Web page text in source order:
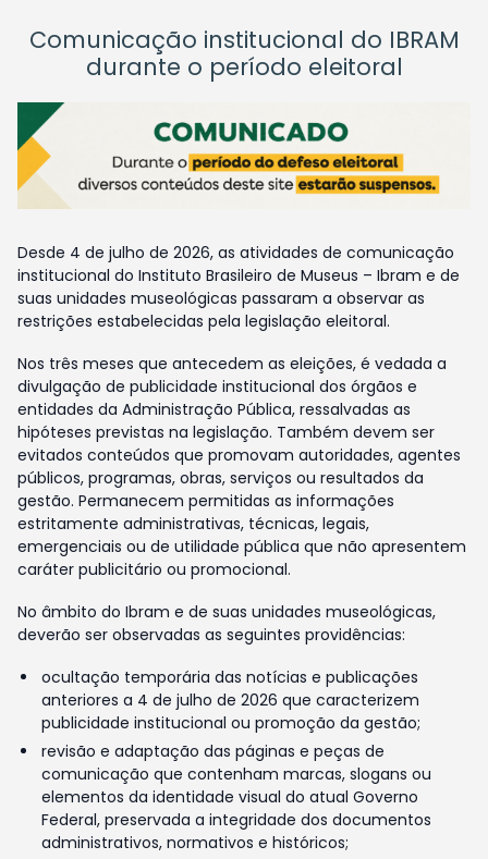
Comunicação institucional do IBRAM
durante o período eleitoral
Desde 4 de julho de 2026, as atividades de comunicação
institucional do Instituto Brasileiro de Museus – Ibram e de
suas unidades museológicas passaram a observar as
restrições estabelecidas pela legislação eleitoral.
Nos três meses que antecedem as eleições, é vedada a
divulgação de publicidade institucional dos órgãos e
entidades da Administração Pública, ressalvadas as
hipóteses previstas na legislação. Também devem ser
evitados conteúdos que promovam autoridades, agentes
públicos, programas, obras, serviços ou resultados da
gestão. Permanecem permitidas as informações
estritamente administrativas, técnicas, legais,
emergenciais ou de utilidade pública que não apresentem
caráter publicitário ou promocional.
No âmbito do Ibram e de suas unidades museológicas,
deverão ser observadas as seguintes providências:
ocultação temporária das notícias e publicações
anteriores a 4 de julho de 2026 que caracterizem
publicidade institucional ou promoção da gestão;
revisão e adaptação das páginas e peças de
comunicação que contenham marcas, slogans ou
elementos da identidade visual do atual Governo
Federal, preservada a integridade dos documentos
administrativos, normativos e históricos;